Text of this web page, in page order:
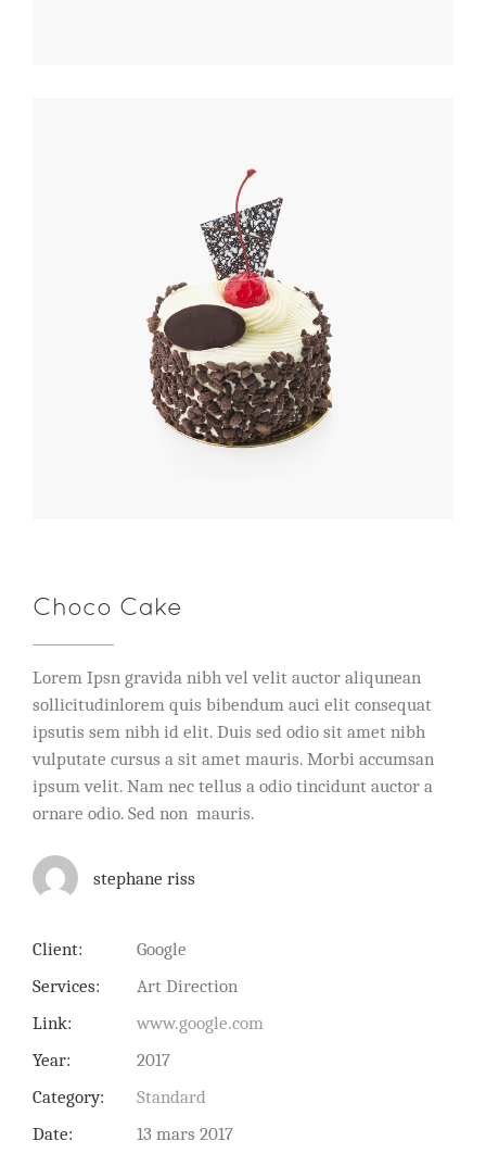
Choco Cake
Lorem Ipsn gravida nibh vel velit auctor aliqunean
sollicitudinlorem quis bibendum auci elit consequat
ipsutis sem nibh id elit. Duis sed odio sit amet nibh
vulputate cursus a sit amet mauris. Morbi accumsan
ipsum velit. Nam nec tellus a odio tincidunt auctor a
ornare odio. Sed non mauris.
stephane riss
Client:
Google
Services:
Art Direction
Link:
www.google.com
Year:
2017
Category:
Standard
Date:
13 mars 2017